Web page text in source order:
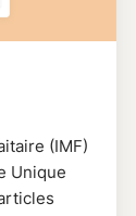
(IMF)
Unique